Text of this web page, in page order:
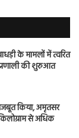
के मामलों में त्वरित
की शुरुआत
किया, अमृतसर
से अधिक